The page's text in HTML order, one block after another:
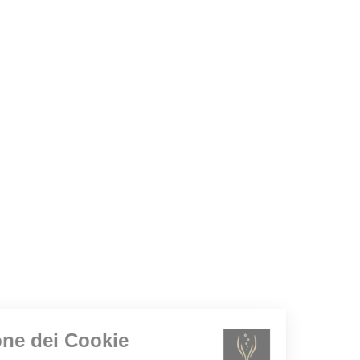
Gestione dei Cookie